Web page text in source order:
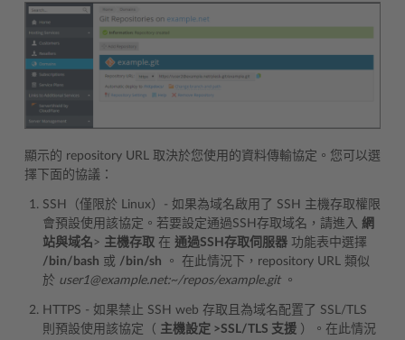
顯示的 repository URL 取決於您使用的資料傳輸協定。您可以選
擇下面的協議：
SSH（僅限於 Linux）- 如果為域名啟用了 SSH 主機存取權限
會預設使用該協定。若要設定通過SSH存取域名，請進入 網
站與域名> 主機存取 在 通過SSH存取伺服器 功能表中選擇
/bin/bash 或 /bin/sh 。 在此情況下，repository URL 類似
於 user1@example.net:~/repos/example.git。
HTTPS - 如果禁止 SSH web 存取且為域名配置了 SSL/TLS
則預設使用該協定（ 主機設定 >SSL/TLS 支援 ）。在此情況